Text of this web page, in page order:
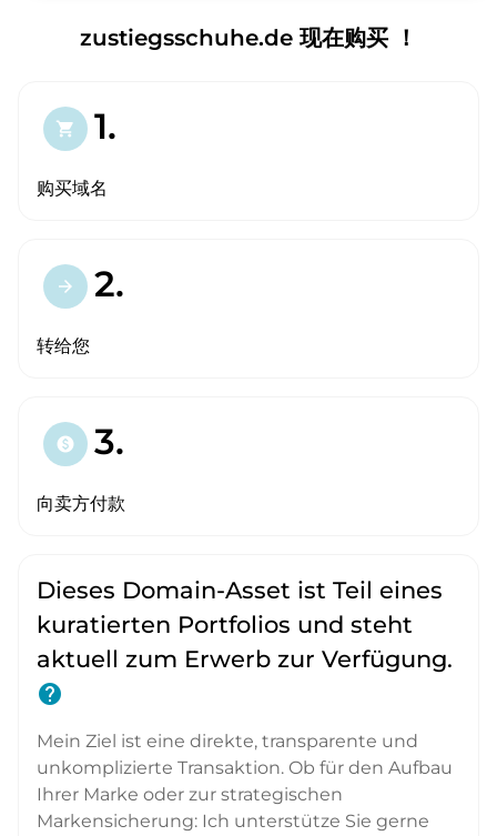
zustiegsschuhe.de 现在购买 ！
shopping_cart 1.
购买域名
arrow_forward 2.
转给您
paid 3.
向卖方付款
Dieses Domain-Asset ist Teil eines
kuratierten Portfolios und steht
aktuell zum Erwerb zur Verfügung.
help
Mein Ziel ist eine direkte, transparente und
unkomplizierte Transaktion. Ob für den Aufbau
Ihrer Marke oder zur strategischen
Markensicherung: Ich unterstütze Sie gerne